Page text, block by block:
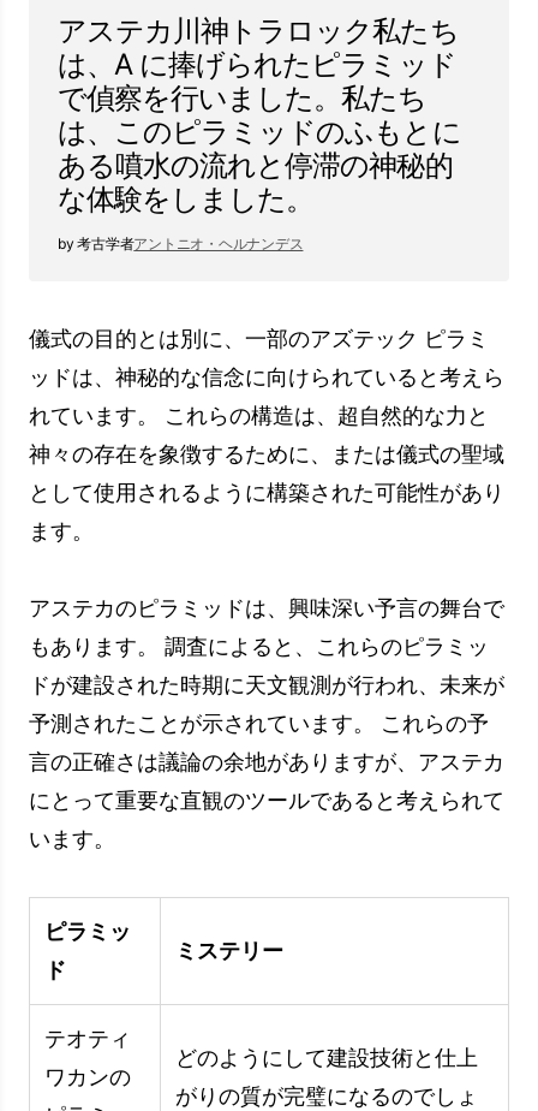
テオティ
ワカンの
ピラミッ
ド
どのようにして建設技術と仕上
がりの質が完璧になるのでしょ
うか?
ティカ
ミッド
ここでどのような儀式が行わ
されましたか?
チチェ
ン・イツ
ァのピラ
ミッド
このピラミッドの神秘的な音響
特性はどのようにして完全に作
られているのでしょうか?
アステカのピラミッドの謎を調査することは、こ
れらの古代の構造を深く掘り下げ、アステカ文明
の創造性と信念を発見するためのエキサイティン
グな旅です。
アステカのピラミッドの社会的役割
アステカのピラミッドは、アステカ コミュニテ
は、宗教的な儀式が行われた場所だけでなく、社
会的、宗教的、政治的な目的にも役立ちました。
アステカ文明がピラミッドを通じてどのような組
織を持っているかを調べてみましょう。